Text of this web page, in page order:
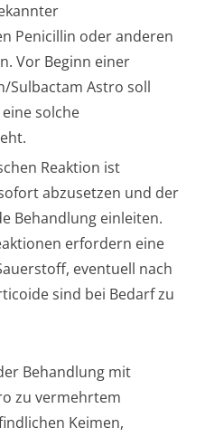
Penicillin oder anderen
Vor Beginn einer
Sul­bactam Astro soll
solche
Reaktion ist
abzusetzen und der
Behandlung einleiten.
erfordern eine
eventuell nach
sind bei Bedarf zu
Behandlung mit
zu vermehrtem
Keimen,